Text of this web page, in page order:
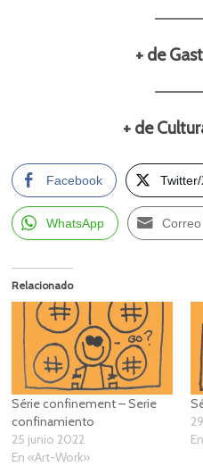
+ de
+ de
Facebook
WhatsApp
Relacionado
Série confinement – Serie
confinamiento
25 junio 2022
En «Art-Work»